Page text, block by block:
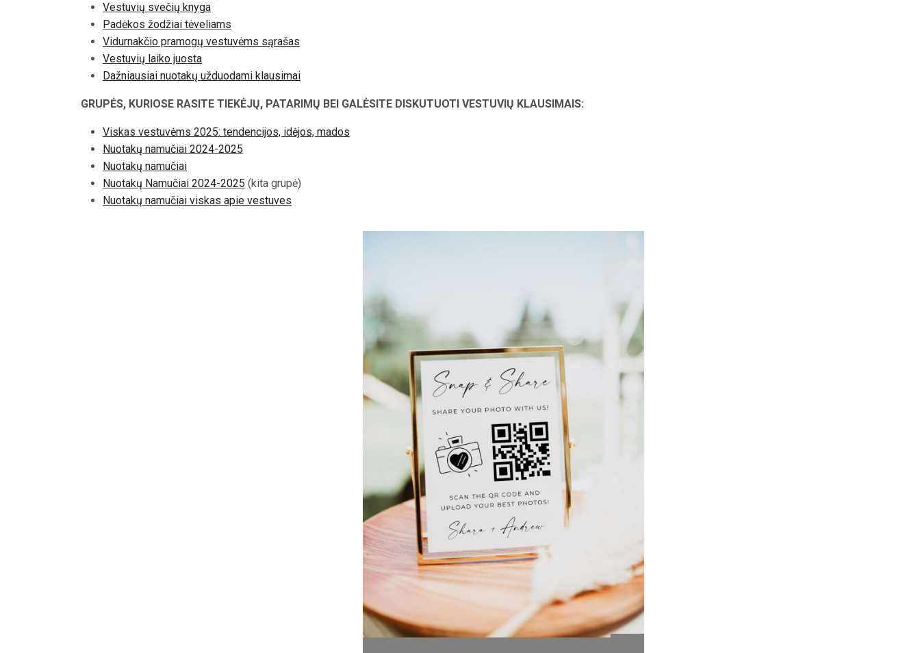
Vestuvių svečių knyga
Padėkos žodžiai tėveliams
Vidurnakčio pramogų vestuvėms sąrašas
Vestuvių laiko juosta
Dažniausiai nuotakų užduodami klausimai
GRUPĖS, KURIOSE RASITE TIEKĖJŲ, PATARIMŲ BEI GALĖSITE DISKUTUOTI VESTUVIŲ KLAUSIMAIS:
Viskas vestuvėms 2025: tendencijos, idėjos, mados
Nuotakų namučiai 2024-2025
Nuotakų namučiai
Nuotakų Namučiai 2024-2025 (kita grupė)
Nuotakų namučiai viskas apie vestuves